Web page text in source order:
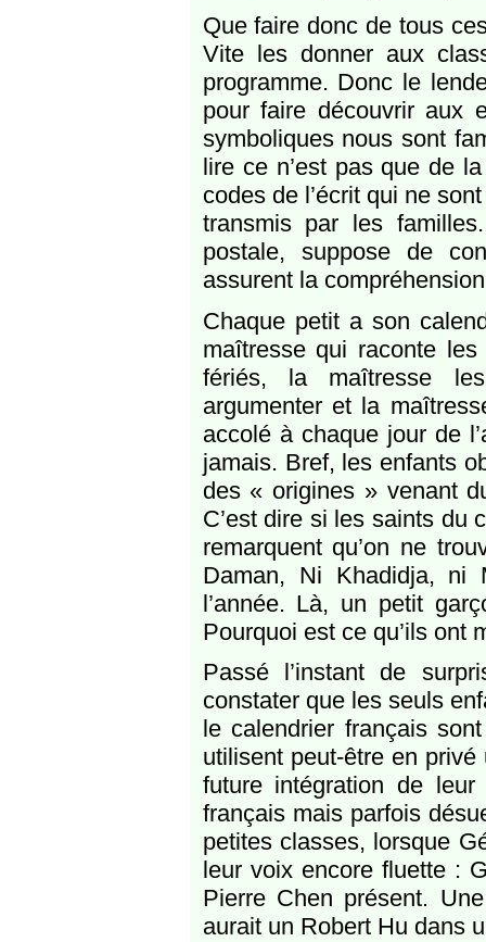
Que faire donc de tous
Vite les donner aux
programme. Donc le
pour faire découvrir aux
symboliques nous sont
lire ce n’est pas que de
codes de l’écrit qui ne
transmis par les
postale, suppose de
assurent la
Chaque petit a son
maîtresse qui raconte
fériés, la maîtresse
argumenter et la
accolé à chaque jour de
jamais. Bref, les enfants
des « origines » venant
C’est dire si les saints du
remarquent qu’on ne
Daman, Ni Khadidja, ni
l’année. Là, un petit
Pourquoi est ce qu’ils ont
Passé l’instant de
constater que les seuls
le calendrier français
utilisent peut-être en
future intégration de
français mais parfois
petites classes, lorsque
leur voix encore fluette :
Pierre Chen présent.
aurait un Robert Hu dans